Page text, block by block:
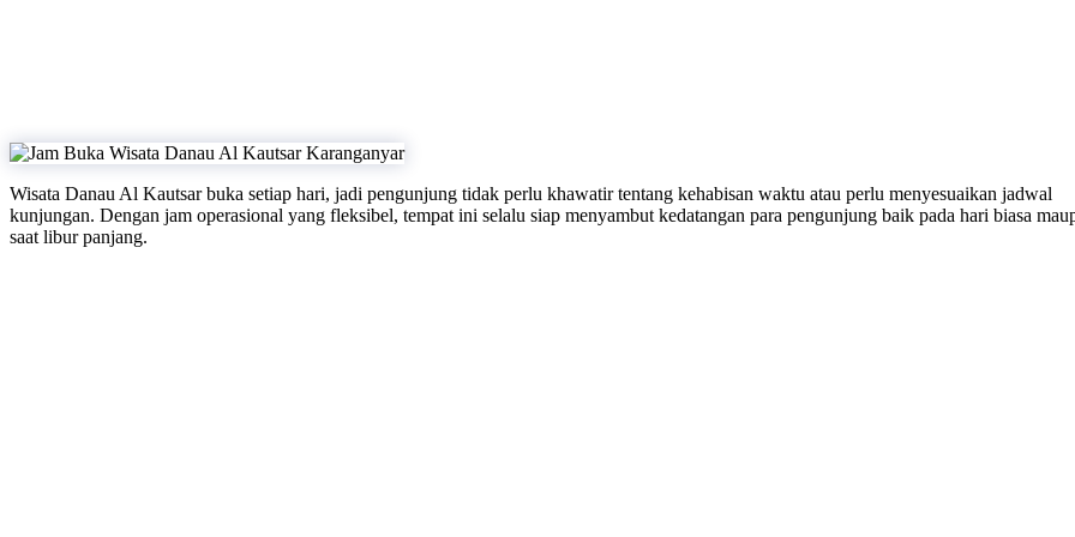
Wisata Danau Al Kautsar buka setiap hari, jadi pengunjung tidak perlu khawatir tentang kehabisan waktu atau perlu menyesuaikan jadwal
kunjungan. Dengan jam operasional yang fleksibel, tempat ini selalu siap menyambut kedatangan para pengunjung baik pada hari biasa
saat libur panjang.